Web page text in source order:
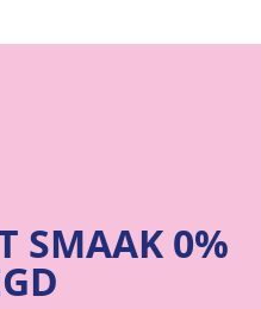
SMAAK 0%